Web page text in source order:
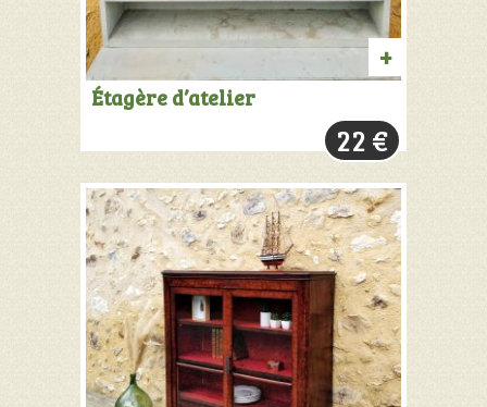
PANIER
Étagère d’atelier
22 €